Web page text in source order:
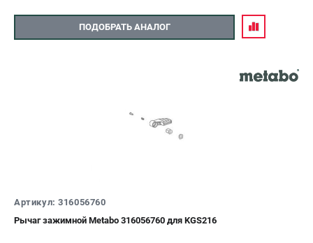
ПОДОБРАТЬ АНАЛОГ
Артикул: 316056760
Рычаг зажимной Metabo 316056760 для KGS216